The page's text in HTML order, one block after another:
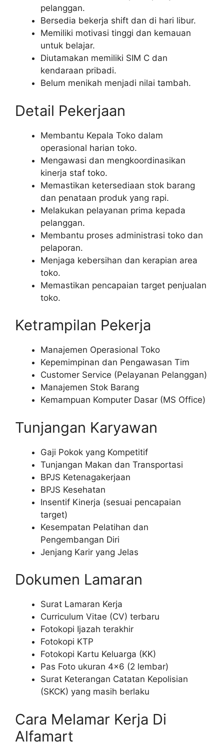
pelanggan.
Bersedia bekerja shift dan di hari libur.
Memiliki motivasi tinggi dan kemauan
untuk belajar.
Diutamakan memiliki SIM C dan
kendaraan pribadi.
Belum menikah menjadi nilai tambah.
Detail Pekerjaan
Membantu Kepala Toko dalam
operasional harian toko.
Mengawasi dan mengkoordinasikan
kinerja staf toko.
Memastikan ketersediaan stok barang
dan penataan produk yang rapi.
Melakukan pelayanan prima kepada
pelanggan.
Membantu proses administrasi toko dan
pelaporan.
Menjaga kebersihan dan kerapian area
toko.
Memastikan pencapaian target penjualan
toko.
Ketrampilan Pekerja
Manajemen Operasional Toko
Kepemimpinan dan Pengawasan Tim
Customer Service (Pelayanan Pelanggan)
Manajemen Stok Barang
Kemampuan Komputer Dasar (MS Office)
Tunjangan Karyawan
Gaji Pokok yang Kompetitif
Tunjangan Makan dan Transportasi
BPJS Ketenagakerjaan
BPJS Kesehatan
Insentif Kinerja (sesuai pencapaian
target)
Kesempatan Pelatihan dan
Pengembangan Diri
Jenjang Karir yang Jelas
Dokumen Lamaran
Surat Lamaran Kerja
Curriculum Vitae (CV) terbaru
Fotokopi Ijazah terakhir
Fotokopi KTP
Fotokopi Kartu Keluarga (KK)
Pas Foto ukuran 4×6 (2 lembar)
Surat Keterangan Catatan Kepolisian
(SKCK) yang masih berlaku
Cara Melamar Kerja Di
Alfamart